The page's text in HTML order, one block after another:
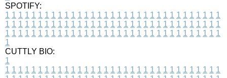
SPOTIFY:
1 1 1 1 1 1 1 1 1 1 1 1 1 1 1 1 1 1 1 1 1 1 1 1 1 1 1 1 1 1 1 1 1
1 1 1 1 1 1 1 1 1 1 1 1 1 1 1 1 1 1 1 1 1 1 1 1 1 1 1 1 1 1 1 1 1
1 1 1 1 1 1 1 1 1 1 1 1 1 1 1 1 1 1 1 1 1 1 1 1 1 1 1 1 1 1 1 1 1
1
CUTTLY BIO:
1
1 1 1 1 1 1 1 1 1 1 1 1 1 1 1 1 1 1 1 1 1 1 1 1 1 1 1 1 1 1 1 1 1